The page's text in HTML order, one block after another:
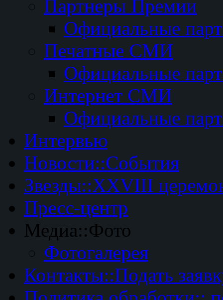
Партнеры Премии
Официальные
Печатные СМИ
Официальные
Интернет СМИ
Официальные
Интервью
Новости::События
Звезды::XXVIII
Пресс-центр
Медиа::Фото
Фотогалерея
Контакты::Подать